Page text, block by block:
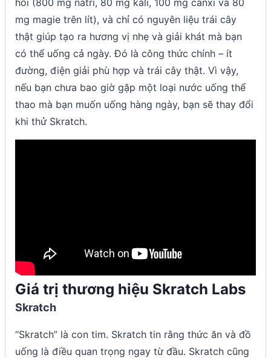
mg magie trên lít), và chỉ có nguyên liệu trái cây
thật giúp tạo ra hương vị nhẹ và giải khát mà bạn
có thể uống cả ngày. Đó là công thức chính – ít
đường, điện giải phù hợp và trái cây thật. Vì vậy,
nếu bạn chưa bao giờ gặp một loại nước uống thể
thao mà bạn muốn uống hàng ngày, bạn sẽ thay đổi
khi thử Skratch.
Giá trị thương hiệu Skratch Labs
Skratch
“Skratch” là con tim. Skratch tin rằng thức ăn và đồ
uống là điều quan trọng ngay từ đầu. Skratch cũng